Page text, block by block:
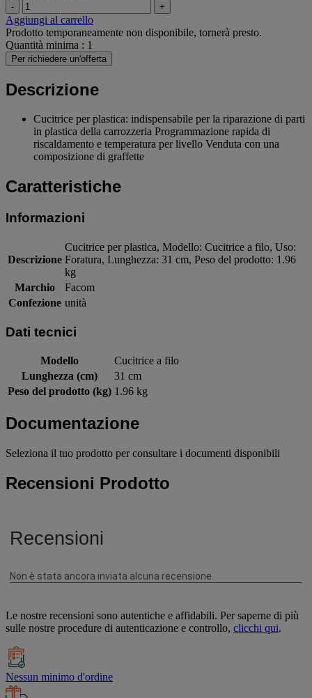
- +
Aggiungi al carrello
Prodotto temporaneamente non disponibile, tornerà presto.
Quantità minima : 1
Per richiedere un'offerta
Descrizione
Cucitrice per plastica: indispensabile per la riparazione di parti
in plastica della carrozzeria Programmazione rapida di
riscaldamento e temperatura per livello Venduta con una
composizione di graffette
Caratteristiche
Informazioni
Descrizione
Cucitrice per plastica, Modello: Cucitrice a filo, Uso:
Foratura, Lunghezza: 31 cm, Peso del prodotto: 1.96
kg
Marchio
Facom
Confezione unità
Dati tecnici
Modello
Cucitrice a filo
Lunghezza (cm)
31 cm
Peso del prodotto (kg) 1.96 kg
Documentazione
Seleziona il tuo prodotto per consultare i documenti disponibili
Recensioni Prodotto
Le nostre recensioni sono autentiche e affidabili. Per saperne di più
sulle nostre procedure di autenticazione e controllo, clicchi qui.
Nessun minimo d'ordine